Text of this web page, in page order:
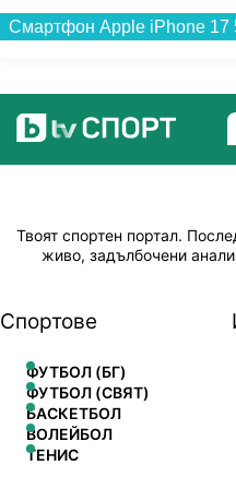
Твоят спортен портал.
живо, задълбочени
Спортове
ФУТБОЛ (БГ)
ФУТБОЛ (СВЯТ)
БАСКЕТБОЛ
ВОЛЕЙБОЛ
ТЕНИС